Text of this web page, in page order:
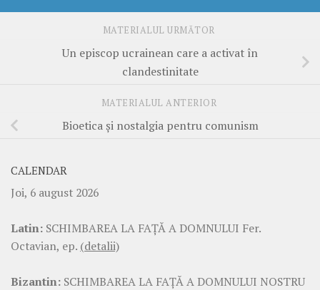
MATERIALUL URMĂTOR
Un episcop ucrainean care a activat în
clandestinitate
MATERIALUL ANTERIOR
Bioetica şi nostalgia pentru comunism
CALENDAR
Joi, 6 august 2026
Latin: SCHIMBAREA LA FAŢĂ A DOMNULUI Fer.
Octavian, ep. (detalii)
Bizantin: SCHIMBAREA LA FAŢĂ A DOMNULUI NOSTRU